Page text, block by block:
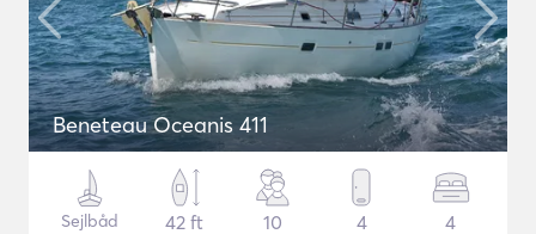
Beneteau Oceanis 411
Sejlbåd
42 ft
10 4 4